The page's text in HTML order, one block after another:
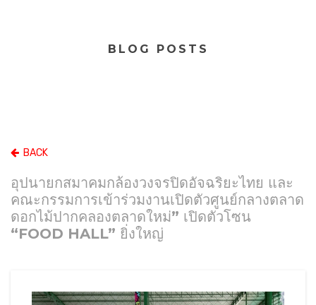
BLOG POSTS
BACK
อุปนายกสมาคมกล้องวงจรปิดอัจฉริยะไทย และ
คณะกรรมการเข้าร่วมงานเปิดตัวศูนย์กลางตลาด
ดอกไม้ปากคลองตลาดใหม่” เปิดตัวโซน
“FOOD HALL” ยิ่งใหญ่